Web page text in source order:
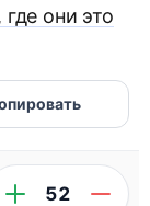
они это
52